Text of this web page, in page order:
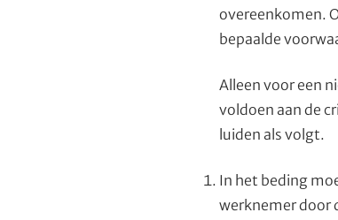
overeenkomen.
bepaalde
Alleen voor een
voldoen aan de
luiden als volgt.
In het beding
werknemer door